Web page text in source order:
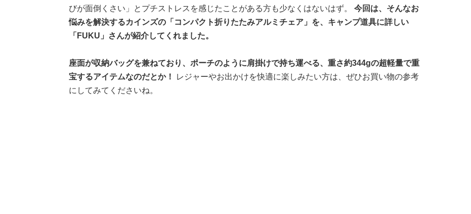
びが面倒くさい」とプチストレスを感じたことがある方も少なくはないはず。 今回は、そんなお
悩みを解決するカインズの「コンパクト折りたたみアルミチェア」を、キャンプ道具に詳しい
「FUKU」さんが紹介してくれました。
座面が収納バッグを兼ねており、ポーチのように肩掛けで持ち運べる、重さ約344gの超軽量で重
宝するアイテムなのだとか！
レジャーやお出かけを快適に楽しみたい方は、ぜひお買い物の参考
にしてみてくださいね。